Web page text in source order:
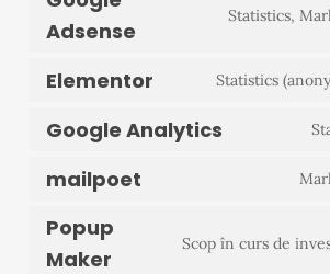
Adsense
Statistics,
Elementor Statistics
Google Analytics
mailpoet
Popup
Maker
Scop în curs de